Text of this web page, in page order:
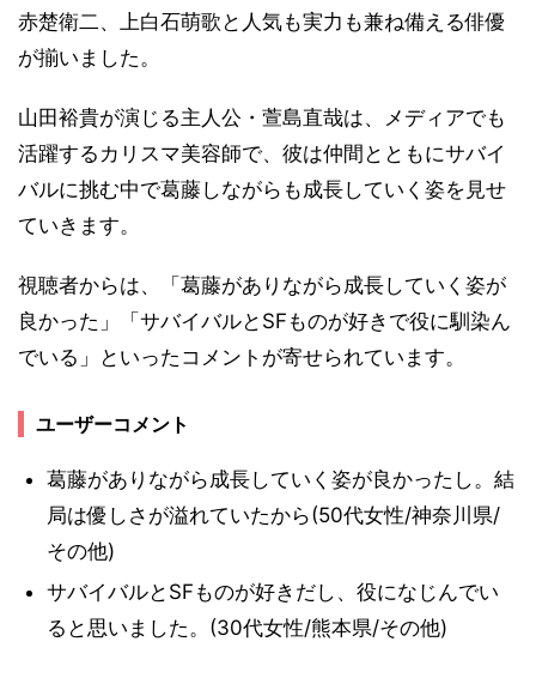
赤楚衛二、上白石萌歌と人気も実力も兼ね備える俳優
が揃いました。
山田裕貴が演じる主人公・萱島直哉は、メディアでも
活躍するカリスマ美容師で、彼は仲間とともにサバイ
バルに挑む中で葛藤しながらも成長していく姿を見せ
ていきます。
視聴者からは、「葛藤がありながら成長していく姿が
良かった」「サバイバルとSFものが好きで役に馴染ん
でいる」といったコメントが寄せられています。
ユーザーコメント
葛藤がありながら成長していく姿が良かったし。結
局は優しさが溢れていたから(50代女性/神奈川県/
その他)
サバイバルとSFものが好きだし、役になじんでい
ると思いました。(30代女性/熊本県/その他)